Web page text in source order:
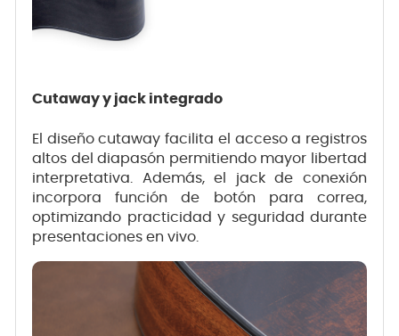
Cutaway y jack integrado
El diseño cutaway facilita el acceso a registros
altos del diapasón permitiendo mayor libertad
interpretativa. Además, el jack de conexión
incorpora función de botón para correa,
optimizando practicidad y seguridad durante
presentaciones en vivo.